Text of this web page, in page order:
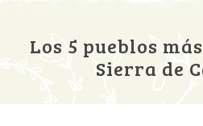
Los 5 pueblos
Sierra de